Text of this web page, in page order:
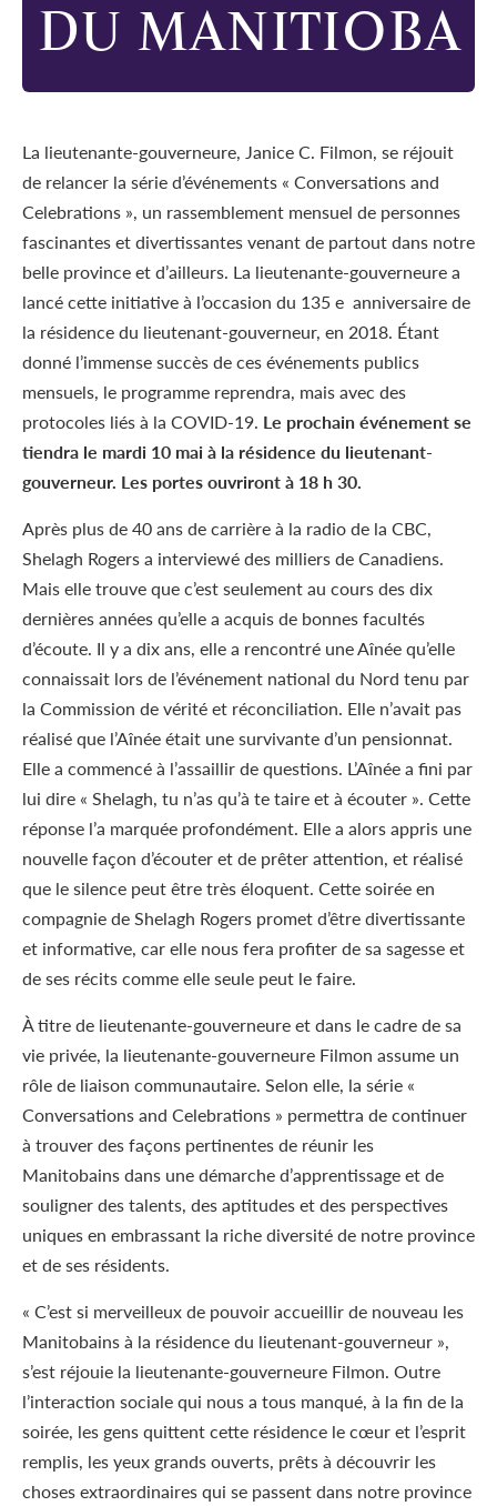
DU MANITIOBA
La lieutenante-gouverneure, Janice C. Filmon, se réjouit
de relancer la série d’événements « Conversations and
Celebrations », un rassemblement mensuel de personnes
fascinantes et divertissantes venant de partout dans notre
belle province et d’ailleurs. La lieutenante-gouverneure a
lancé cette initiative à l’occasion du 135 e anniversaire de
la résidence du lieutenant-gouverneur, en 2018. Étant
donné l’immense succès de ces événements publics
mensuels, le programme reprendra, mais avec des
protocoles liés à la COVID-19. Le prochain événement se
tiendra le mardi 10 mai à la résidence du lieutenant-
gouverneur. Les portes ouvriront à 18 h 30.
Après plus de 40 ans de carrière à la radio de la CBC,
Shelagh Rogers a interviewé des milliers de Canadiens.
Mais elle trouve que c’est seulement au cours des dix
dernières années qu’elle a acquis de bonnes facultés
d’écoute. Il y a dix ans, elle a rencontré une Aînée qu’elle
connaissait lors de l’événement national du Nord tenu par
la Commission de vérité et réconciliation. Elle n’avait pas
réalisé que l’Aînée était une survivante d’un pensionnat.
Elle a commencé à l’assaillir de questions. L’Aînée a fini par
lui dire « Shelagh, tu n’as qu’à te taire et à écouter ». Cette
réponse l’a marquée profondément. Elle a alors appris une
nouvelle façon d’écouter et de prêter attention, et réalisé
que le silence peut être très éloquent. Cette soirée en
compagnie de Shelagh Rogers promet d’être divertissante
et informative, car elle nous fera profiter de sa sagesse et
de ses récits comme elle seule peut le faire.
À titre de lieutenante-gouverneure et dans le cadre de sa
vie privée, la lieutenante-gouverneure Filmon assume un
rôle de liaison communautaire. Selon elle, la série «
Conversations and Celebrations » permettra de continuer
à trouver des façons pertinentes de réunir les
Manitobains dans une démarche d’apprentissage et de
souligner des talents, des aptitudes et des perspectives
uniques en embrassant la riche diversité de notre province
et de ses résidents.
« C’est si merveilleux de pouvoir accueillir de nouveau les
Manitobains à la résidence du lieutenant-gouverneur »,
s’est réjouie la lieutenante-gouverneure Filmon. Outre
l’interaction sociale qui nous a tous manqué, à la fin de la
soirée, les gens quittent cette résidence le cœur et l’esprit
remplis, les yeux grands ouverts, prêts à découvrir les
choses extraordinaires qui se passent dans notre province